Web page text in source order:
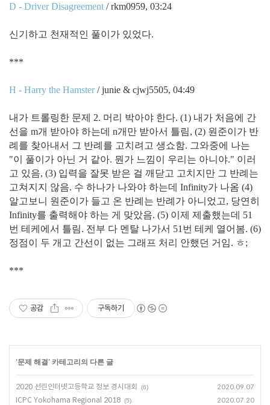
D - Driver Disagreement / rkm0959, 03:24
신기하고 천재적인 풀이가 있었다.
***
H - Harry the Hamster/ junie & cjwj5505, 04:49
내가 트롤링한 문제 2. 머리 박아야 한다. (1) 내가 처음에 간
선을 m개 받아야 하는데 n개만 받아서 틀림, (2) 원준이가 반
례를 찾아내서 그 반례를 고치려고 생쇼함. 그와중에 나는
"이 풀이가 아닌 거 같아. 뭔가 느낌이 우리는 아니야." 이러
고 있음, (3) 입력을 잘못 받은 걸 깨닫고 고치지만 그 반례는
고쳐지지 않음. 수 하나가 나와야 하는데 Infinity가 나옴 (4)
알고보니 원준이가 들고 온 반례는 반례가 아니었고, 당연히
Infinity를 출력해야 하는 게 맞았음. (5) 이제 제출했는데 51
번 테케에서 틀림. 전부 다 멘탈 나가서 51번 테케 열어봄. (6)
정점이 두 개고 간선이 없는 그래프 처리 안했던 거임. ㅎ;
***
공감 구독하기
'문제 해결' 카테고리의 다른 글
2020 선린인터넷고등학교 정보 경시대회 (6) 2020.09.07
ICPC Yokohama Regional 2018 (5) 2020.07.20